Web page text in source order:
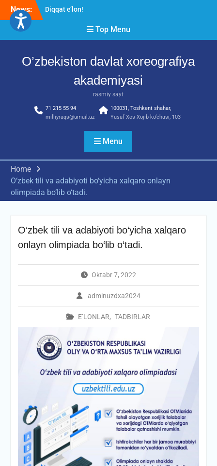
Skip
content
News:
Diqqat e’lon!
2026” tadbiri bo‘lib o‘tdi
RESPUBLIKA ILMIY-
Top Menu
O’zbekiston davlat xoreografiya
akademiyasi
rasmiy sayt
71 215 55 94
milliyraqs@umail.uz
100031, Toshkent shahar,
Yusuf Xos Xojib ko‘chasi, 103
Menu
Home
O‘zbek tili va adabiyoti bo‘yicha xalqaro onlayn
olimpiada bo‘lib o‘tadi.
O‘zbek tili va adabiyoti bo‘yicha xalqaro
onlayn olimpiada bo‘lib o‘tadi.
Oktabr 7, 2022
adminuzdxa2024
E’LONLAR, TADBIRLAR